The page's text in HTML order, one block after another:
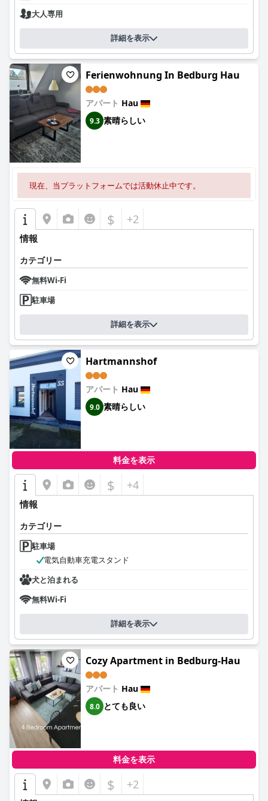
大人専用
詳細を表示
Ferienwohnung In Bedburg Hau
アパート Hau
9.3 素晴らしい
現在、当プラットフォームでは活動休止中です。
$ +2
情報
カテゴリー
無料Wi-Fi
駐車場
詳細を表示
Hartmannshof
アパート Hau
9.0 素晴らしい
料金を表示
$ +4
情報
カテゴリー
駐車場
電気自動車充電スタンド
犬と泊まれる
無料Wi-Fi
詳細を表示
Cozy Apartment in Bedburg-Hau
アパート Hau
8.0 とても良い
料金を表示
$ +2